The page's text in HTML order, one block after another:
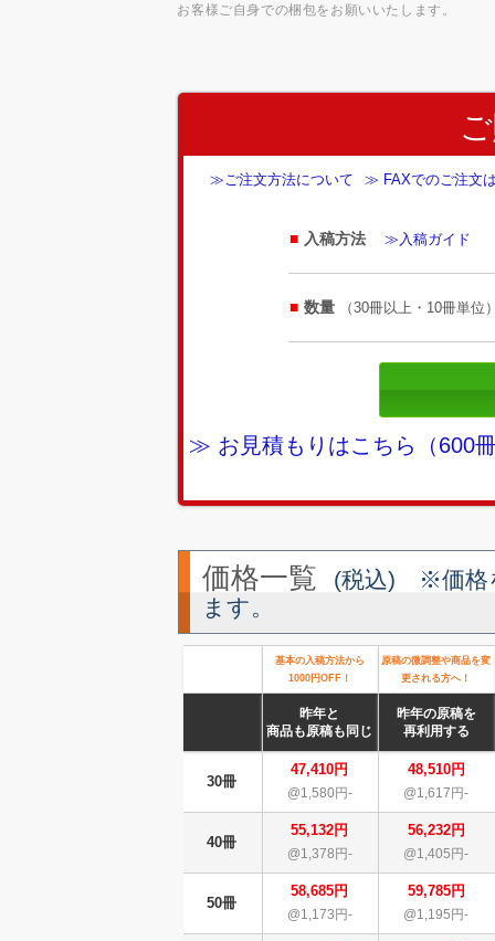
お客様ご自身での梱包をお願いいたします。
≫ご注文方法について ≫ FAXでのご注文
入稿方法 ≫入稿ガイド
数量 （30冊以上・10冊単位
≫ お見積もりはこちら（600
価格一覧
(税込) ※価格
ます。
基本の入稿方法から
1000円OFF！
原稿の微調整や商品を変
更される方へ！
昨年と
商品も原稿も同じ
昨年の原稿を
再利用する
30冊
47,410円
@1,580円-
48,510円
@1,617円-
40冊
55,132円
@1,378円-
56,232円
@1,405円-
50冊
58,685円
@1,173円-
59,785円
@1,195円-